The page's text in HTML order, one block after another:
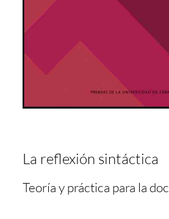
La reflexión sintáctica
Teoría y práctica para la